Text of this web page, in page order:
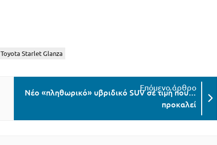
Toyota Starlet Glanza
Νέο «πληθωρικό» υβριδικό SUV σε τιμή που…
προκαλεί